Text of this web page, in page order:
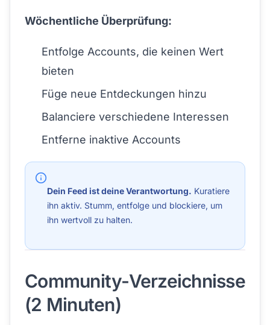
Wöchentliche Überprüfung:
Entfolge Accounts, die keinen Wert
bieten
Füge neue Entdeckungen hinzu
Balanciere verschiedene Interessen
Entferne inaktive Accounts
Dein Feed ist deine Verantwortung. Kuratiere
ihn aktiv. Stumm, entfolge und blockiere, um
ihn wertvoll zu halten.
Community-Verzeichnisse
(2 Minuten)